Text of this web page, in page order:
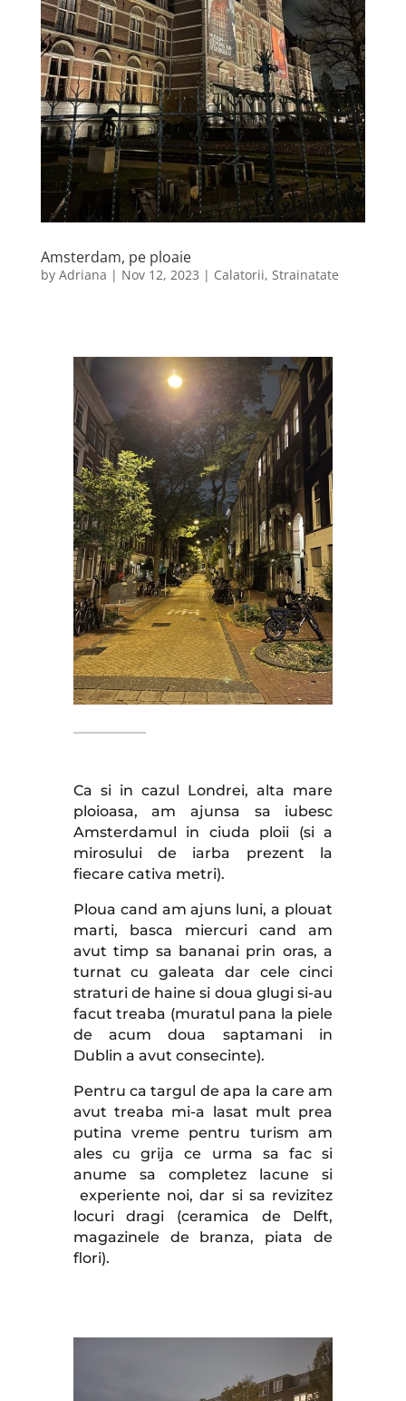
Amsterdam, pe ploaie
by Adriana | Nov 12, 2023 | Calatorii, Strainatate
Ca si in cazul Londrei, alta mare
ploioasa, am ajunsa sa iubesc
Amsterdamul in ciuda ploii (si a
mirosului de iarba prezent la
fiecare cativa metri).
Ploua cand am ajuns luni, a plouat
marti, basca miercuri cand am
avut timp sa bananai prin oras, a
turnat cu galeata dar cele cinci
straturi de haine si doua glugi si-au
facut treaba (muratul pana la piele
de acum doua saptamani in
Dublin a avut consecinte).
Pentru ca targul de apa la care am
avut treaba mi-a lasat mult prea
putina vreme pentru turism am
ales cu grija ce urma sa fac si
anume sa completez lacune si
experiente noi, dar si sa revizitez
locuri dragi (ceramica de Delft,
magazinele de branza, piata de
flori).